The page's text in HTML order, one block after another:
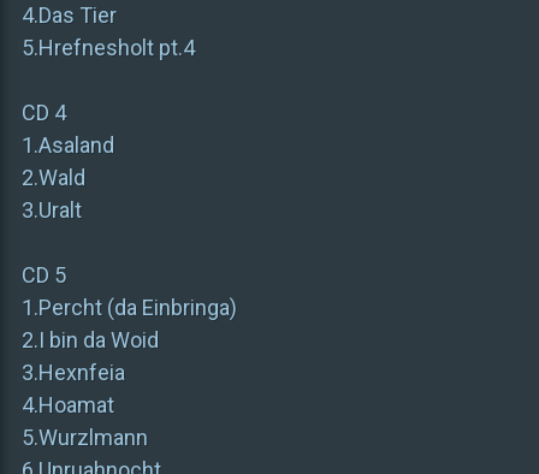
4.Das Tier
5.Hrefnesholt pt.4
CD 4
1.Asaland
2.Wald
3.Uralt
CD 5
1.Percht (da Einbringa)
2.I bin da Woid
3.Hexnfeia
4.Hoamat
5.Wurzlmann